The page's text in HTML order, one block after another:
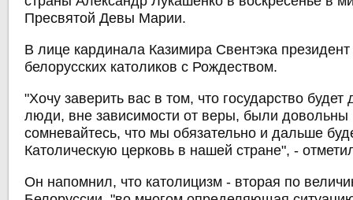
Пресвятой Девы Марии.
В лице кардинала Казимира Свентэка
белорусских католиков с Рождеством.
"Хочу заверить вас в том, что государство будет
люди, вне зависимости от веры, были довольны
сомневайтесь, что мы обязательно и дальше
Католическую церковь в нашей стране", -
Он напомнил, что католицизм - вторая по